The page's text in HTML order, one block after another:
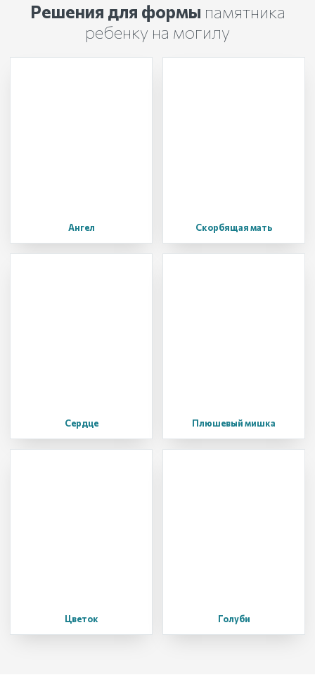
Решения для формы памятника
ребенку на могилу
Ангел Скорбящая мать
Сердце Плюшевый мишка
Цветок Голуби